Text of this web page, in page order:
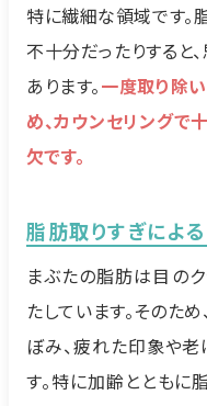
特に繊細な領域です。
不十分だったりすると
あります。一度取り除
め、カウンセリングで
欠です。
脂肪取りすぎによ
まぶたの脂肪は目の
たしています。そのた
ぼみ、疲れた印象や
す。特に加齢とともに